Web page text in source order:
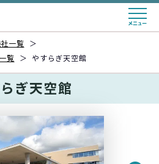
一覧
＞
覧
＞ やすらぎ天空館
ぎ天空館